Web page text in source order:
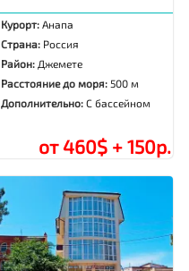
Курорт:Анапа
Страна: Россия
Район: Джемете
Расстояние до моря: 500 м
Дополнительно:С бассейном
от 460$ + 150р.